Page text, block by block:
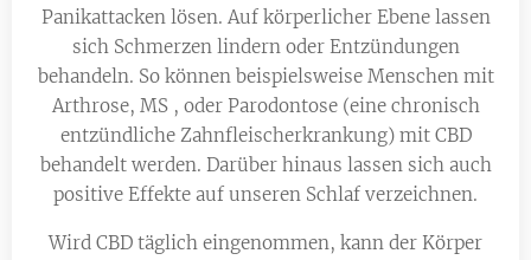
Panikattacken lösen. Auf körperlicher Ebene lassen
sich Schmerzen lindern oder Entzündungen
behandeln. So können beispielsweise Menschen mit
Arthrose, MS , oder Parodontose (eine chronisch
entzündliche Zahnfleischerkrankung) mit CBD
behandelt werden. Darüber hinaus lassen sich auch
positive Effekte auf unseren Schlaf verzeichnen.
Wird CBD täglich eingenommen, kann der Körper